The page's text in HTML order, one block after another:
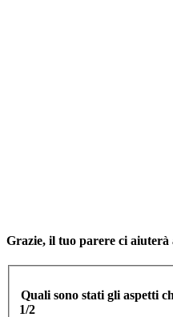
Grazie, il tuo parere ci
Quali sono stati gli aspetti
1/2